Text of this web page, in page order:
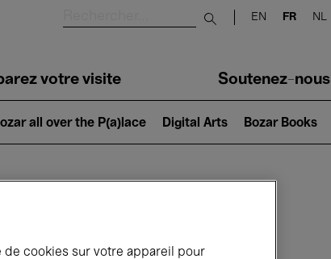
Submit search
EN FR NL
votre visite Soutenez-nous
all over the P(a)lace Digital Arts Bozar Books
à Bozar
de cookies sur votre appareil pour